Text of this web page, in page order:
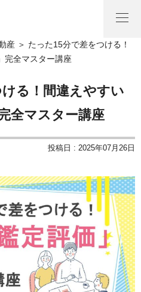
産 ＞ たった15分で差をつける！
完全マスター講座
る！間違えやすい
全マスター講座
投稿日 : 2025年07月26日